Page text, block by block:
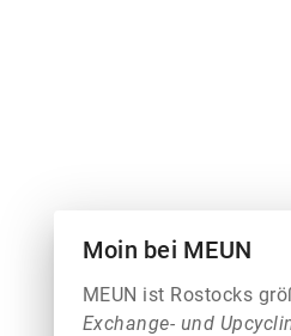
Moin bei MEUN
MEUN ist Rostocks
Exchange- und